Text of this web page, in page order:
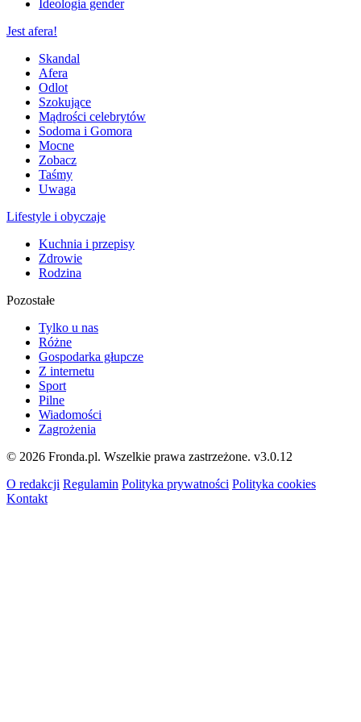
Ideologia gender
Jest afera!
Skandal
Afera
Odlot
Szokujące
Mądrości celebrytów
Sodoma i Gomora
Mocne
Zobacz
Taśmy
Uwaga
Lifestyle i obyczaje
Kuchnia i przepisy
Zdrowie
Rodzina
Pozostałe
Tylko u nas
Różne
Gospodarka głupcze
Z internetu
Sport
Pilne
Wiadomości
Zagrożenia
© 2026 Fronda.pl. Wszelkie prawa zastrzeżone. v3.0.12
O redakcji Regulamin Polityka prywatności Polityka cookies
Kontakt